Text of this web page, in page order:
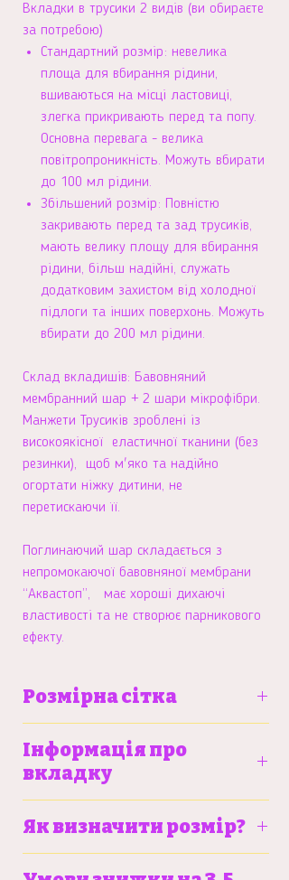
Вкладки в трусики 2 видів (ви обираєте
за потребою)
Стандартний розмір: невелика
площа для вбирання рідини,
вшиваються на місці ластовиці,
злегка прикривають перед та попу.
Основна перевага - велика
повітропроникність. Можуть вбирати
до 100 мл рідини.
Збільшений розмір: Повністю
закривають перед та зад трусиків,
мають велику площу для вбирання
рідини, більш надійні, служать
додатковим захистом від холодної
підлоги та інших поверхонь. Можуть
вбирати до 200 мл рідини.
Склад вкладишів: Бавовняний
мембранний шар + 2 шари мікрофібри.
Манжети Трусиків зроблені із
високоякісної еластичної тканини (без
резинки), щоб м'яко та надійно
огортати ніжку дитини, не
перетискаючи її.
Поглинаючий шар складається з
непромокаючої бавовняної мембрани
“Аквастоп”, має хороші дихаючі
властивості та не створює парникового
ефекту.
Розмірна сітка
S M
6-9 кг
кг
Інформація про
вкладку
вкладку можна почитатитут
Як визначити розмір?